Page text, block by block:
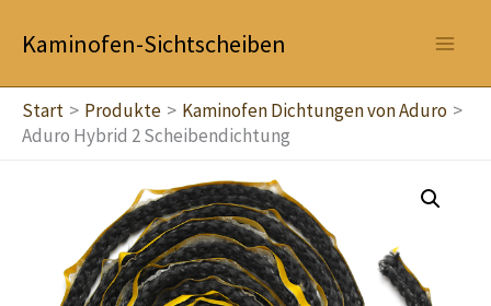
InhaltKaminofen-Sichtscheiben
Start Produkte
Kaminofen Dichtungen von Aduro
Aduro Hybrid 2 Scheibendichtung